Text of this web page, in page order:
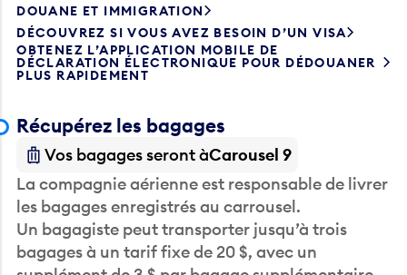
DOUANE ET IMMIGRATION
DÉCOUVREZ SI VOUS AVEZ BESOIN D’UN VISA
OBTENEZ L’APPLICATION MOBILE DE
DÉCLARATION ÉLECTRONIQUE POUR DÉDOUANER
PLUS RAPIDEMENT
Récupérez les bagages
Vos bagages seront àCarousel 9
La compagnie aérienne est responsable de livrer
les bagages enregistrés au carrousel.
Un bagagiste peut transporter jusqu’à trois
bagages à un tarif fixe de 20 $, avec un